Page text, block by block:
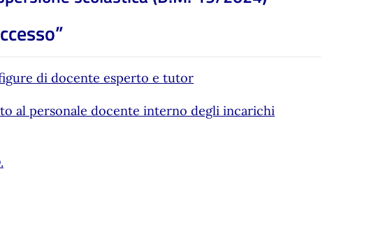
di docente esperto e tutor
al personale docente interno degli incarichi